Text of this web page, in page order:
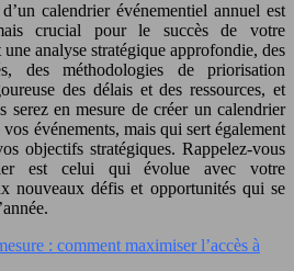
calendrier événementiel annuel est
crucial pour le succès de votre
analyse stratégique approfondie, des
des méthodologies de priorisation
des délais et des ressources, et
serez en mesure de créer un calendrier
événements, mais qui sert également
objectifs stratégiques. Rappelez-vous
est celui qui évolue avec votre
nouveaux défis et opportunités qui se
: comment maximiser l’accès à